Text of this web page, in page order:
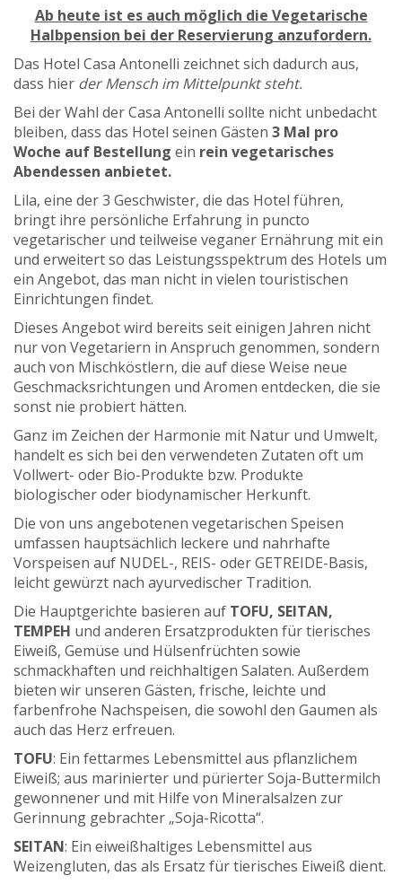
Ab heute ist es auch möglich die Vegetarische
Halbpension bei der Reservierung anzufordern.
Das Hotel Casa Antonelli zeichnet sich dadurch aus,
dass hier der Mensch im Mittelpunkt steht.
Bei der Wahl der Casa Antonelli sollte nicht unbedacht
bleiben, dass das Hotel seinen Gästen 3 Mal pro
Woche auf Bestellung ein rein vegetarisches
Abendessen anbietet.
Lila, eine der 3 Geschwister, die das Hotel führen,
bringt ihre persönliche Erfahrung in puncto
vegetarischer und teilweise veganer Ernährung mit ein
und erweitert so das Leistungsspektrum des Hotels um
ein Angebot, das man nicht in vielen touristischen
Einrichtungen findet.
Dieses Angebot wird bereits seit einigen Jahren nicht
nur von Vegetariern in Anspruch genommen, sondern
auch von Mischköstlern, die auf diese Weise neue
Geschmacksrichtungen und Aromen entdecken, die sie
sonst nie probiert hätten.
Ganz im Zeichen der Harmonie mit Natur und Umwelt,
handelt es sich bei den verwendeten Zutaten oft um
Vollwert- oder Bio-Produkte bzw. Produkte
biologischer oder biodynamischer Herkunft.
Die von uns angebotenen vegetarischen Speisen
umfassen hauptsächlich leckere und nahrhafte
Vorspeisen auf NUDEL-, REIS- oder GETREIDE-Basis,
leicht gewürzt nach ayurvedischer Tradition.
Die Hauptgerichte basieren auf TOFU, SEITAN,
TEMPEH und anderen Ersatzprodukten für tierisches
Eiweiß, Gemüse und Hülsenfrüchten sowie
schmackhaften und reichhaltigen Salaten. Außerdem
bieten wir unseren Gästen, frische, leichte und
farbenfrohe Nachspeisen, die sowohl den Gaumen als
auch das Herz erfreuen.
TOFU: Ein fettarmes Lebensmittel aus pflanzlichem
Eiweiß; aus marinierter und pürierter Soja-Buttermilch
gewonnener und mit Hilfe von Mineralsalzen zur
Gerinnung gebrachter „Soja-Ricotta“.
SEITAN: Ein eiweißhaltiges Lebensmittel aus
Weizengluten, das als Ersatz für tierisches Eiweiß dient.